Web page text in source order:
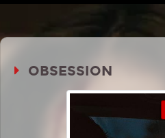
OBSESSION